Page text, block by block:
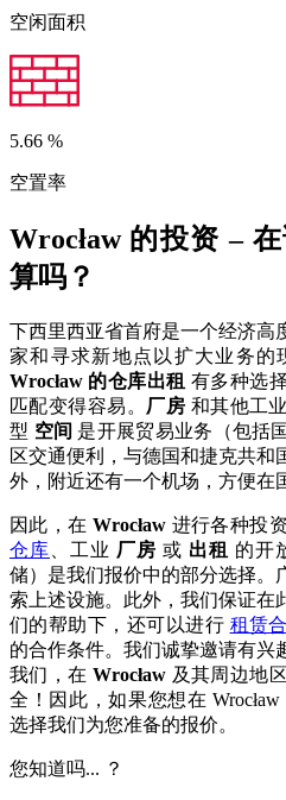
空闲面积
5.66 %
空置率
Wrocław 的投资 –
算吗？
下西里西亚省首府是一个经济高
家和寻求新地点以扩大业务的
Wrocław 的仓库出租 有多种选
匹配变得容易。 厂房 和其他工
型 空间 是开展贸易业务（包括
区交通便利，与德国和捷克共和
外，附近还有一个机场，方便在
因此，在Wrocław 进行各种投
仓库 、工业 厂房 或 出租 的开
储）是我们报价中的部分选择。
索上述设施。此外，我们保证在
们的帮助下，还可以进行 租赁
的合作条件。我们诚挚邀请有兴
我们，在Wrocław 及其周边地
全！因此，如果您想在
选择我们为您准备的报价。
您知道吗... ？